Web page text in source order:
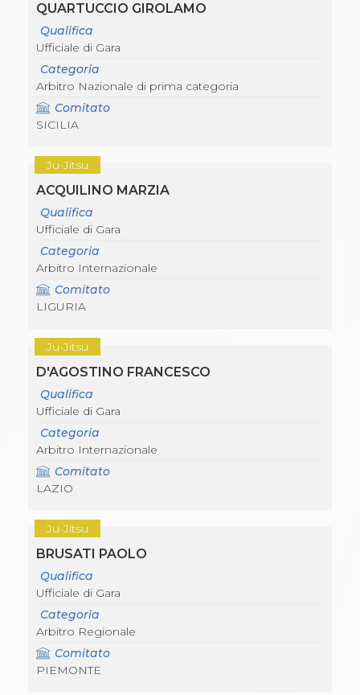
QUARTUCCIO GIROLAMO
Qualifica
Ufficiale di Gara
Categoria
Arbitro Nazionale di prima categoria
Comitato
SICILIA
Ju-Jitsu
ACQUILINO MARZIA
Qualifica
Ufficiale di Gara
Categoria
Arbitro Internazionale
Comitato
LIGURIA
Ju-Jitsu
D'AGOSTINO FRANCESCO
Qualifica
Ufficiale di Gara
Categoria
Arbitro Internazionale
Comitato
LAZIO
Ju-Jitsu
BRUSATI PAOLO
Qualifica
Ufficiale di Gara
Categoria
Arbitro Regionale
Comitato
PIEMONTE